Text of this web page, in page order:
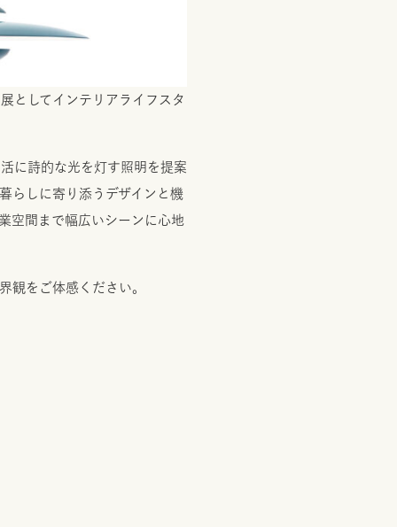
としてインテリアライフスタ
に詩的な光を灯す照明を提案
らしに寄り添うデザインと機
空間まで幅広いシーンに心地
観をご体感ください。